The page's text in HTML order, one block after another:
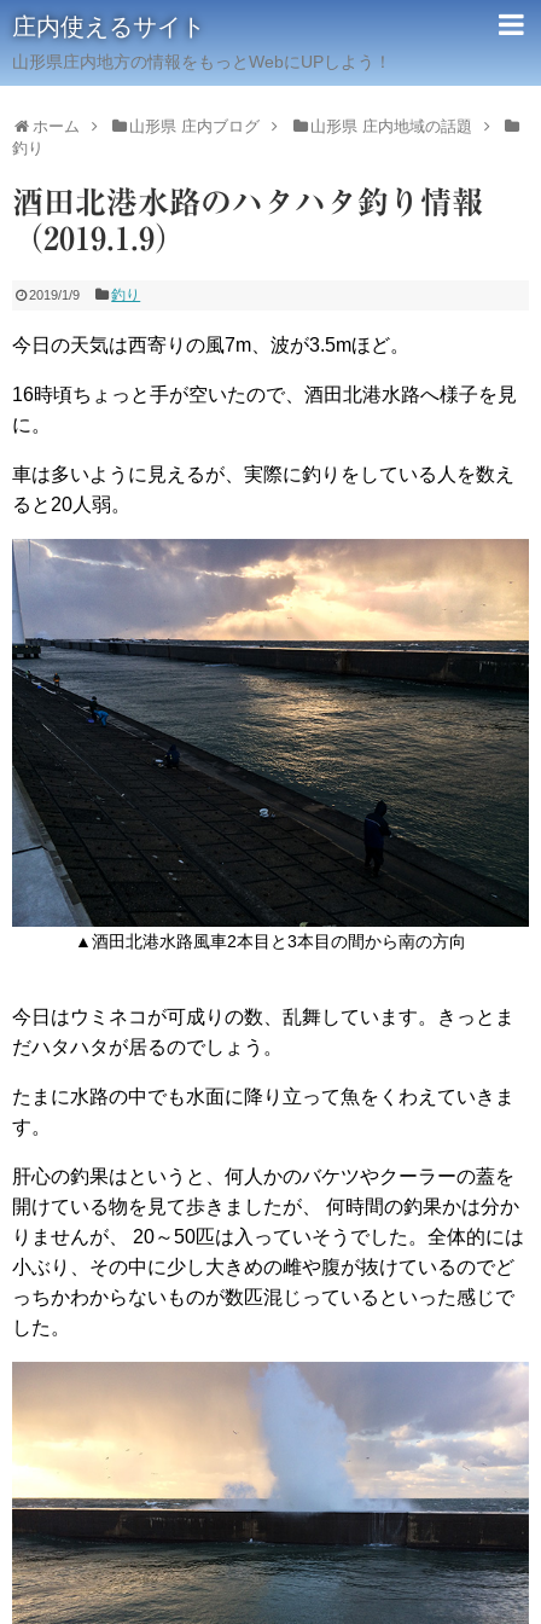
庄内使えるサイト
山形県庄内地方の情報をもっとWebにUPしよう！
ホーム 山形県 庄内ブログ
山形県 庄内地域の話題
釣り
酒田北港水路のハタハタ釣り情報
（2019.1.9）
2019/1/9 釣り
今日の天気は西寄りの風7m、波が3.5mほど。
16時頃ちょっと手が空いたので、酒田北港水路へ様子を見
に。
車は多いように見えるが、実際に釣りをしている人を数え
ると20人弱。
▲酒田北港水路風車2本目と3本目の間から南の方向
今日はウミネコが可成りの数、乱舞しています。きっとま
だハタハタが居るのでしょう。
たまに水路の中でも水面に降り立って魚をくわえていきま
す。
肝心の釣果はというと、何人かのバケツやクーラーの蓋を
開けている物を見て歩きましたが、 何時間の釣果かは分か
りませんが、 20～50匹は入っていそうでした。全体的には
小ぶり、その中に少し大きめの雌や腹が抜けているのでど
っちかわからないものが数匹混じっているといった感じで
した。